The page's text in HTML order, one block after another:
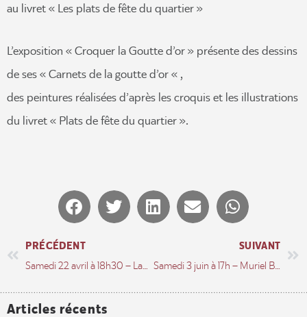
au livret « Les plats de fête du quartier »
L’exposition « Croquer la Goutte d’or » présente des dessins
de ses « Carnets de la goutte d’or « ,
des peintures réalisées d’après les croquis et les illustrations
du livret « Plats de fête du quartier ».
PRÉCÉDENT
Samedi 22 avril à 18h30 – Lancement livre « Les plats de fête de la Goutte d’Or »
SUIVANT
Samedi 3 juin à 17h – Muriel Bloch et Jude Joseph
Articles récents